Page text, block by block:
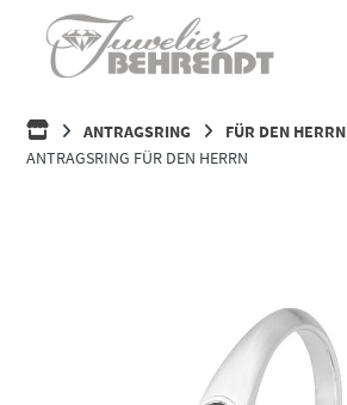
HOMEANTRAGSRING
FÜR DEN HERRN
ANTRAGSRING FÜR DEN HERRN